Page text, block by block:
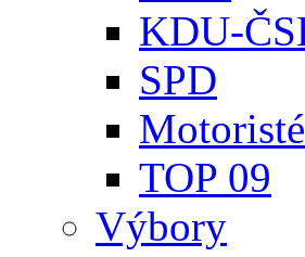
KDU-
SPD
TOP 09
Výbory